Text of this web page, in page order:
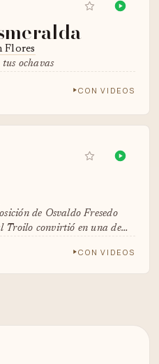
Flores
ochavas
CON VIDEOS
de Osvaldo Fresedo
Troilo convirtió en una de…
CON VIDEOS